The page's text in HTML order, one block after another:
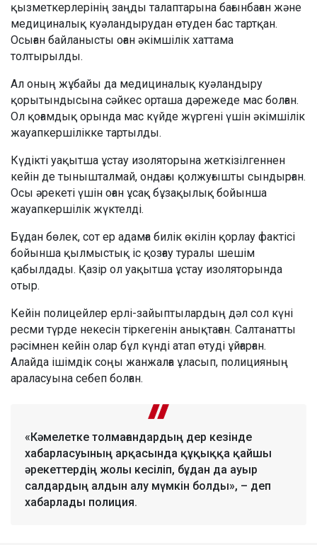
қызметкерлерінің заңды талаптарына бағынбаған және
медициналық куәландырудан өтуден бас тартқан.
Осыған байланысты оған әкімшілік хаттама
толтырылды.
Ал оның жұбайы да медициналық куәландыру
қорытындысына сәйкес орташа дәрежеде мас болған.
Ол қоғамдық орында мас күйде жүргені үшін әкімшілік
жауапкершілікке тартылды.
Күдікті уақытша ұстау изоляторына жеткізілгеннен
кейін де тынышталмай, ондағы қолжуғышты сындырған.
Осы әрекеті үшін оған ұсақ бұзақылық бойынша
жауапкершілік жүктелді.
Бұдан бөлек, сот ер адамға билік өкілін қорлау фактісі
бойынша қылмыстық іс қозғау туралы шешім
қабылдады. Қазір ол уақытша ұстау изоляторында
отыр.
Кейін полицейлер ерлі-зайыптылардың дәл сол күні
ресми түрде некесін тіркегенін анықтаған. Салтанатты
рәсімнен кейін олар бұл күнді атап өтуді ұйғарған.
Алайда ішімдік соңы жанжалға ұласып, полицияның
араласуына себеп болған.
«Кәмелетке толмағандардың дер кезінде
хабарласуының арқасында құқыққа қайшы
әрекеттердің жолы кесіліп, бұдан да ауыр
салдардың алдын алу мүмкін болды», – деп
хабарлады полиция.